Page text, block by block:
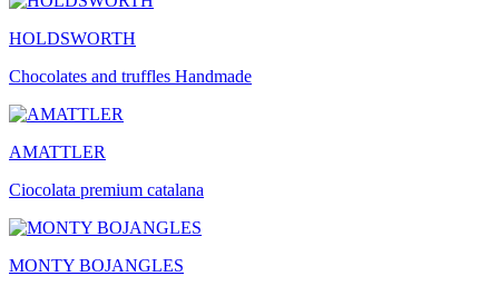
HOLDSWORTH
Chocolates and truffles Handmade
AMATTLER
Ciocolata premium catalana
MONTY BOJANGLES